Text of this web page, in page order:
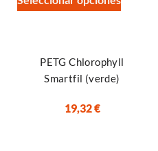
PETG Chlorophyll
Smartfil (verde)
19,32€